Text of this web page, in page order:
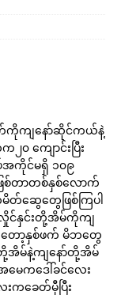
က်ကိုကျနော်ဆိုင်ကယ်နဲ့
ကျောင်းပြီး
ကိုင်မရှိ ၁၀၉
ြစ်တာတစ်နှစ်လောက်
ဆွေတွေဖြစ်ကြပါ
င်နှင်းတို့အိမ်ကိုကျ
းတော့နှစ်ဖက် မိဘတွေ
မ်နဲ့ကျနော်တို့အိမ်
မေကဒေါ်ခင်လေး
ကခေတ်မှီပြီး